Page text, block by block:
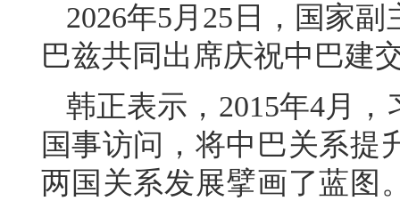
2026年5月25日，国家
巴兹共同出席庆祝中巴建
韩正表示，2015年4月
国事访问，将中巴关系提
两国关系发展擘画了蓝图